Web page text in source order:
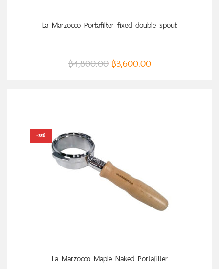
La Marzocco Portafilter fixed double spout
฿4,800.00 ฿3,600.00
-38%
La Marzocco Maple Naked Portafilter